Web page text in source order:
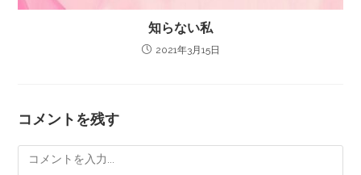
知らない私
2021年3月15日
コメントを残す